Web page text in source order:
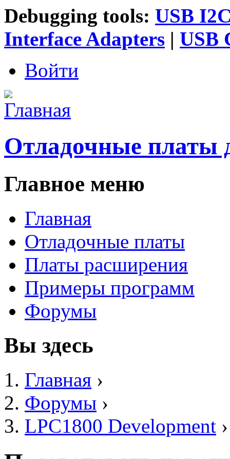
Debugging tools: USB
Interface Adapters | USB
Войти
Отладочные платы
Главное меню
Главная
Отладочные платы
Платы расширения
Примеры программ
Форумы
Вы здесь
Главная ›
Форумы ›
LPC1800 Development ›